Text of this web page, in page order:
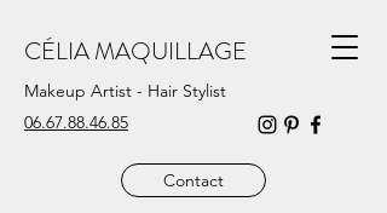
CÉLIA MAQUILLAGE
Makeup Artist - Hair Stylist
06.67.88.46.85
Contact